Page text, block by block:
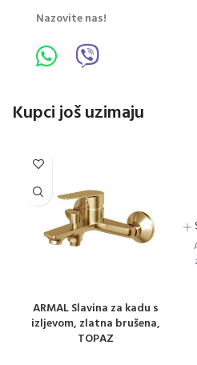
Nazovite nas!
Kupci još uzimaju
ARMAL Slavina za kadu s
izljevom, zlatna brušena,
TOPAZ